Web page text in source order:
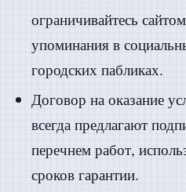
ограничивайтесь
упоминания в
городских пабликах.
Договор на оказание
всегда предлагают
перечнем работ,
сроков гарантии.